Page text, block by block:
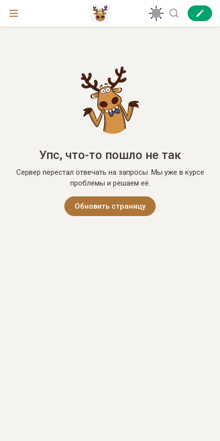
Упс, что-то пошло не так
Сервер перестал отвечать на запросы. Мы уже в курсе
проблемы и решаем её.
Обновить страницу